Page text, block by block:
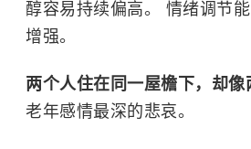
醇容易持续偏高。 情绪调节
增强。
两个人住在同一屋檐下，却像
老年感情最深的悲哀。